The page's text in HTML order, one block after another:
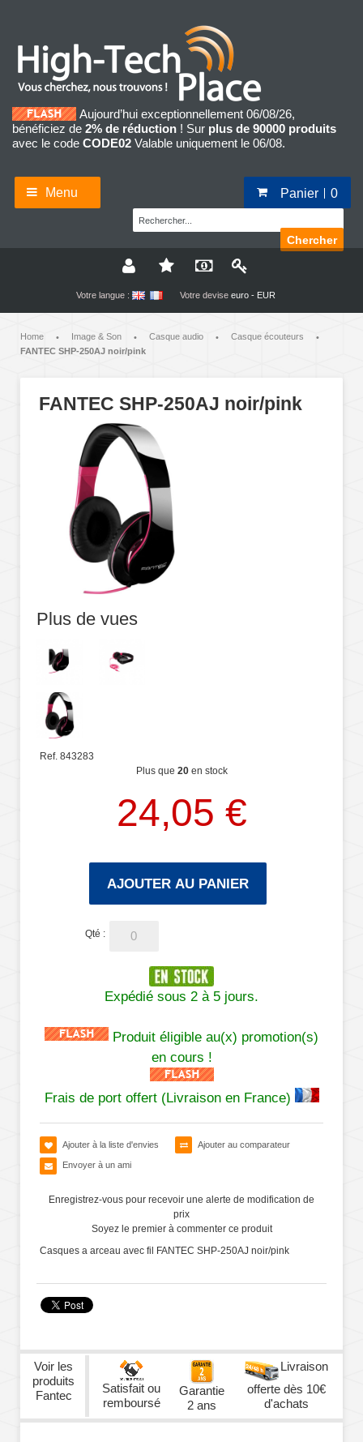
Aujourd’hui exceptionnellement 06/08/26,
bénéficiez de 2% de réduction ! Sur plus de 90000 produits
avec le code CODE02 Valable uniquement le 06/08.
Menu Panier 0
Chercher
Votre langue : Votre devise euro - EUR
Home • Image & Son • Casque audio • Casque écouteurs
•
FANTEC SHP-250AJ noir/pink
FANTEC SHP-250AJ noir/pink
Plus de vues
Ref. 843283
Plus que 20en stock
24,05 €
AJOUTER AU PANIER
Qté :
Expédié sous 2 à 5 jours.
Produit éligible au(x) promotion(s)
en cours !
Frais de port offert (Livraison en France)
Ajouter à la liste d'envies Ajouter au comparateur
Envoyer à un ami
Enregistrez-vous pour recevoir une alerte de modification de
prix
Soyez le premier à commenter ce produit
Casques a arceau avec fil FANTEC SHP-250AJ noir/pink
Voir les
produits
Fantec
Satisfait ou
remboursé
Garantie
2 ans
Livraison
offerte dès 10€
d'achats